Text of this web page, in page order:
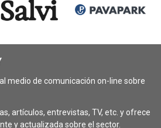
medio de comunicación on-line sobre
artículos, entrevistas, TV, etc. y ofrece
y actualizada sobre el sector.